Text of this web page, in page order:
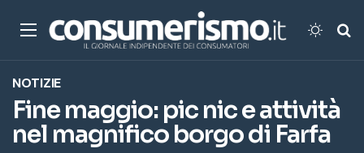
Menu
NOTIZIE
Fine maggio: pic nic e attività
nel magnifico borgo di Farfa